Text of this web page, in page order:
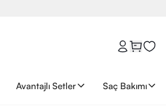
Avantajlı Setler Saç Bakımı